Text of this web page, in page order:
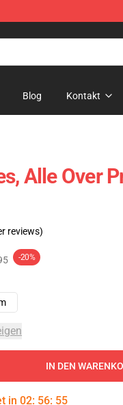
Blog Kontakt
Alle Over
reviews)
-20%
IN DEN
in 02: 56: 54